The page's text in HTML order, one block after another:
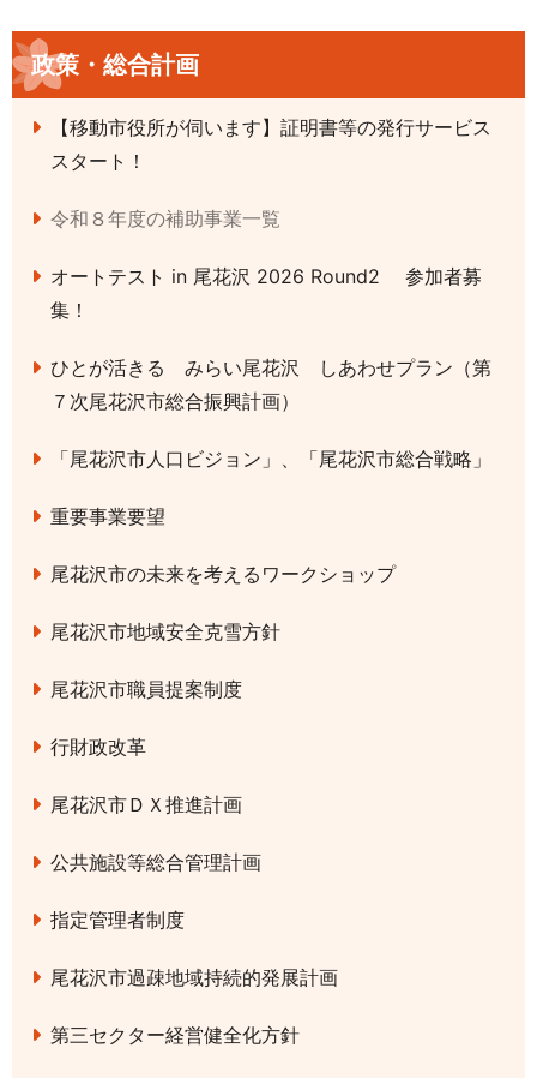
政策・総合計画
【移動市役所が伺います】証明書等の発行サービス
スタート！
令和８年度の補助事業一覧
オートテスト in 尾花沢 2026 Round2 参加者募
集！
ひとが活きる みらい尾花沢 しあわせプラン（第
７次尾花沢市総合振興計画）
「尾花沢市人口ビジョン」、「尾花沢市総合戦略」
重要事業要望
尾花沢市の未来を考えるワークショップ
尾花沢市地域安全克雪方針
尾花沢市職員提案制度
行財政改革
尾花沢市ＤＸ推進計画
公共施設等総合管理計画
指定管理者制度
尾花沢市過疎地域持続的発展計画
第三セクター経営健全化方針